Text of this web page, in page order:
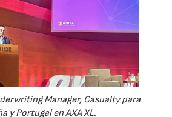
Manager, Casualty para
y Portugal en AXA XL.